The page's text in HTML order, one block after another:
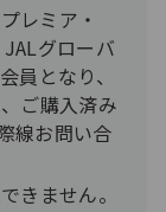
レミア・
グローバ
員となり、
ご購入済み
線お問い合
きません。